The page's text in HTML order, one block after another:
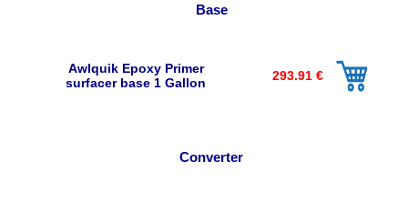
Base
Awlquik Epoxy Primer
surfacer base 1 Gallon
293.91 €
Converter